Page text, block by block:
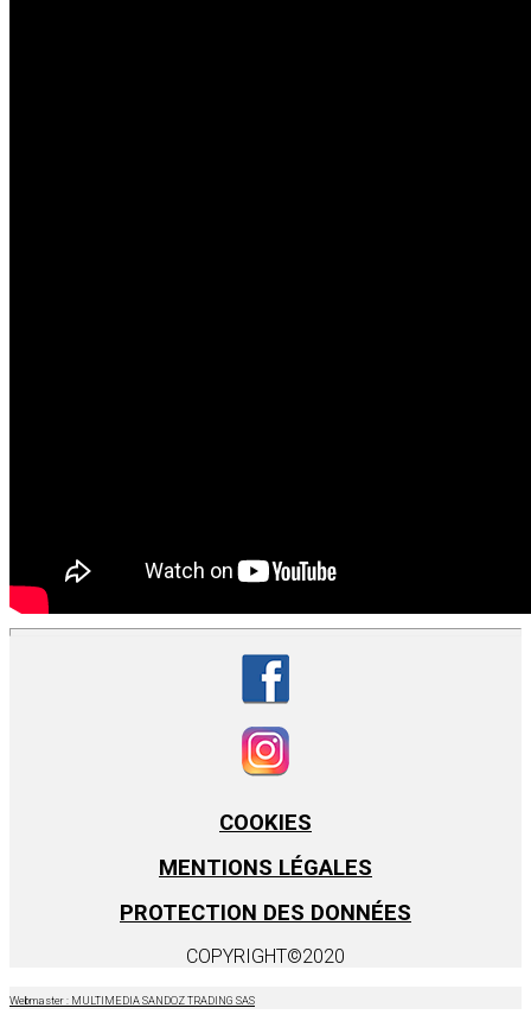
COOKIES
MENTIONS LÉGALES
PROTECTION DES DONNÉES
COPYRIGHT©2020
Webmaster : MULTIMEDIA SANDOZ TRADING SAS